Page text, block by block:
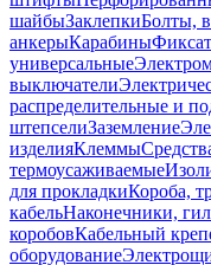
шайбыЗаклепкиБолты,
анкерыКарабины
универсальные
выключатели
распределительные и
штепселиЗаземление
изделияКлеммы
термоусаживаемые
для прокладкиКороба,
кабельНаконечники,
коробовКабельный
оборудование